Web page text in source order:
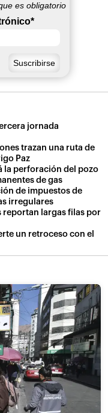
es obligatorio
*
jornada
trazan una ruta de
Paz
la perforación del pozo
de gas
de impuestos de
irregulares
largas filas por
un retroceso con el